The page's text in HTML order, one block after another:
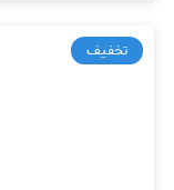
تخفیف